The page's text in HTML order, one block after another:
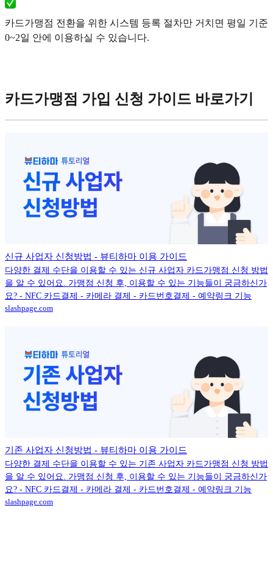
카드가맹점 전환을 위한 시스템 등록 절차만 거치면 평일 기준
0~2일 안에 이용하실 수 있습니다.
카드가맹점 가입 신청 가이드 바로가기
신규 사업자 신청방법 - 뷰티하마 이용 가이드
다양한 결제 수단을 이용할 수 있는 신규 사업자 카드가맹점 신청 방법
을 알 수 있어요. 가맹점 신청 후, 이용할 수 있는 기능들이 궁금하신가
요? - NFC 카드결제 - 카메라 결제 - 카드번호결제 - 예약링크 기능
slashpage.com
기존 사업자 신청방법 - 뷰티하마 이용 가이드
다양한 결제 수단을 이용할 수 있는 기존 사업자 카드가맹점 신청 방법
을 알 수 있어요. 가맹점 신청 후, 이용할 수 있는 기능들이 궁금하신가
요? - NFC 카드결제 - 카메라 결제 - 카드번호결제 - 예약링크 기능
slashpage.com